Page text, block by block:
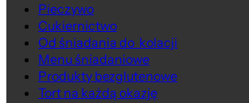
Pieczywo
Cukiernictwo
Od śniadania do kolacji
Menu śniadaniowe
Produkty bezglutenowe
Tort na każdą okazję